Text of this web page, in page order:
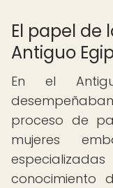
El papel de
Antiguo
En el
proceso de
mujeres
conocimiento